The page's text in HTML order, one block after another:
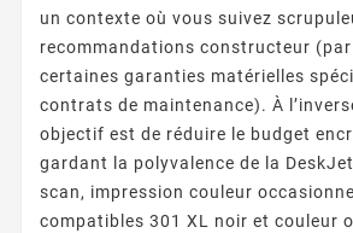
un contexte où vous suivez
recommandations constructeur (par
certaines garanties matérielles
contrats de maintenance). À
objectif est de réduire le budget
gardant la polyvalence de la
scan, impression couleur
compatibles 301 XL noir et couleur